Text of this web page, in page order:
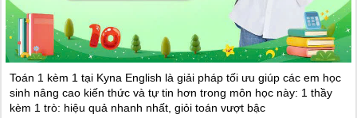
Toán 1 kèm 1 tại Kyna English là giải pháp tối ưu giúp các em học
sinh nâng cao kiến thức và tự tin hơn trong môn học này: 1 thầy
kèm 1 trò: hiệu quả nhanh nhất, giỏi toán vượt bậc